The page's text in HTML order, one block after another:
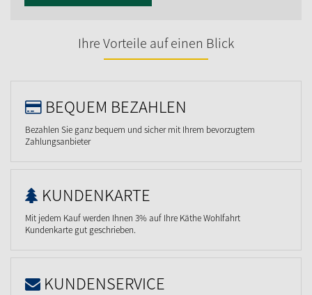
Ihre Vorteile auf einen Blick
BEQUEM BEZAHLEN
Bezahlen Sie ganz bequem und sicher mit Ihrem bevorzugtem
Zahlungsanbieter
KUNDENKARTE
Mit jedem Kauf werden Ihnen 3% auf Ihre Käthe Wohlfahrt
Kundenkarte gut geschrieben.
KUNDENSERVICE